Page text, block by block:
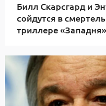
Билл Скарсгард и
сойдутся в
триллере «Западня»